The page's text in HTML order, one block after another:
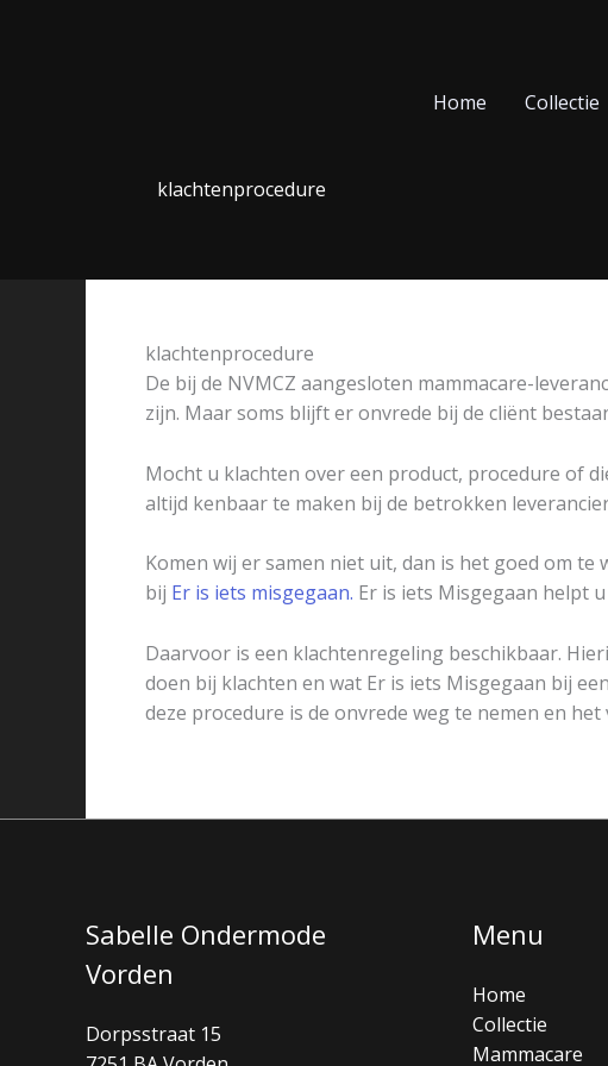
Home Collectie
klachtenprocedure
klachtenprocedure
De bij de NVMCZ aangesloten mammacare-
zijn. Maar soms blijft er onvrede bij de cliënt
Mocht u klachten over een product, procedure of
altijd kenbaar te maken bij de betrokken
Komen wij er samen niet uit, dan is het goed om te
bij Er is iets misgegaan. Er is iets Misgegaan helpt
Daarvoor is een klachtenregeling beschikbaar.
doen bij klachten en wat Er is iets Misgegaan bij
deze procedure is de onvrede weg te nemen en
Sabelle Ondermode
Vorden
Dorpsstraat 15
Menu
Home
Collectie
Mammacare